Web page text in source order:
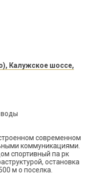
Калужское шоссе,
воды
современном
коммуникациями.
спортивный па рк
остановка
м о поселка.